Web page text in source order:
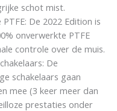
schot mist.
De 2022 Edition is
onverwerkte PTFE
controle over de muis.
De
schakelaars gaan
mee (3 keer meer dan
prestaties onder